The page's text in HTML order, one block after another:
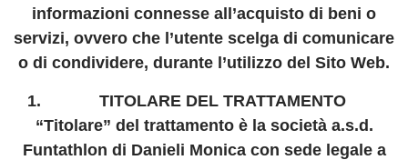
informazioni connesse all’acquisto di beni o
servizi, ovvero che l’utente scelga di comunicare
o di condividere, durante l’utilizzo del Sito Web.
TITOLARE DEL TRATTAMENTO
“Titolare” del trattamento è la società a.s.d.
Funtathlon di Danieli Monica con sede legale a